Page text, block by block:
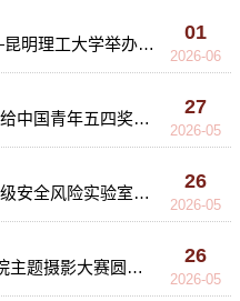
新大赛路演PPT评审规范化专题讲座
01
2026-06
锋奖获奖者代表重要回信精神活动
27
2026-05
风险实验室专项检查
26
2026-05
影大赛圆满落幕
26
2026-05